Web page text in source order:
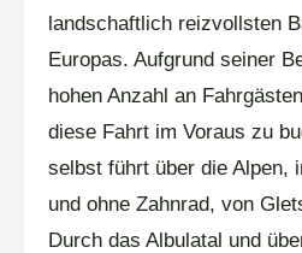
landschaftlich reizvollsten
Europas. Aufgrund seiner
hohen Anzahl an
diese Fahrt im Voraus zu
selbst führt über die Alpen,
und ohne Zahnrad, von
Durch das Albulatal und